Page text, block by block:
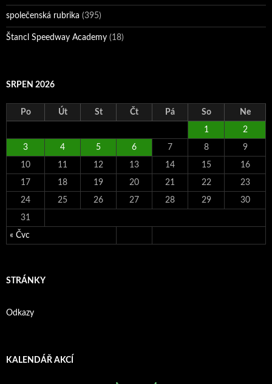
společenská rubrika (395)
Štancl Speedway Academy (18)
SRPEN 2026
Po Út St Čt Pá So Ne
« Čvc
1 2
3 4 5 6 7 8 9
10 11 12 13 14 15 16
17 18 19 20 21 22 23
24 25 26 27 28 29 30
31
STRÁNKY
Odkazy
KALENDÁŘ AKCÍ